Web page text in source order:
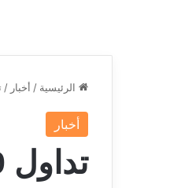
الرئيسية / أخبار /
أخبار